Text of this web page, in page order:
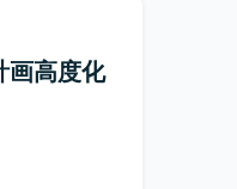
いただける
ケーション
デル設計
に携わること
したスキル
画高度化